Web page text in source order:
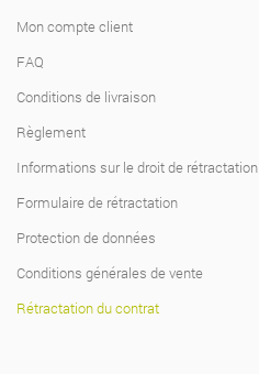
Mon compte client
FAQ
Conditions de livraison
Règlement
Informations sur le droit de rétractation
Formulaire de rétractation
Protection de données
Conditions générales de vente
Rétractation du contrat